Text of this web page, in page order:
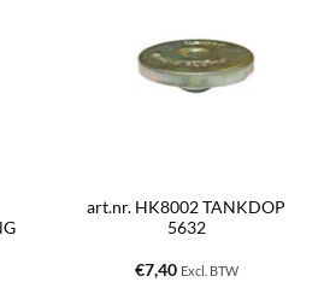
art.nr. HK8002 TANKDOP
5632
€7,40 Excl. BTW